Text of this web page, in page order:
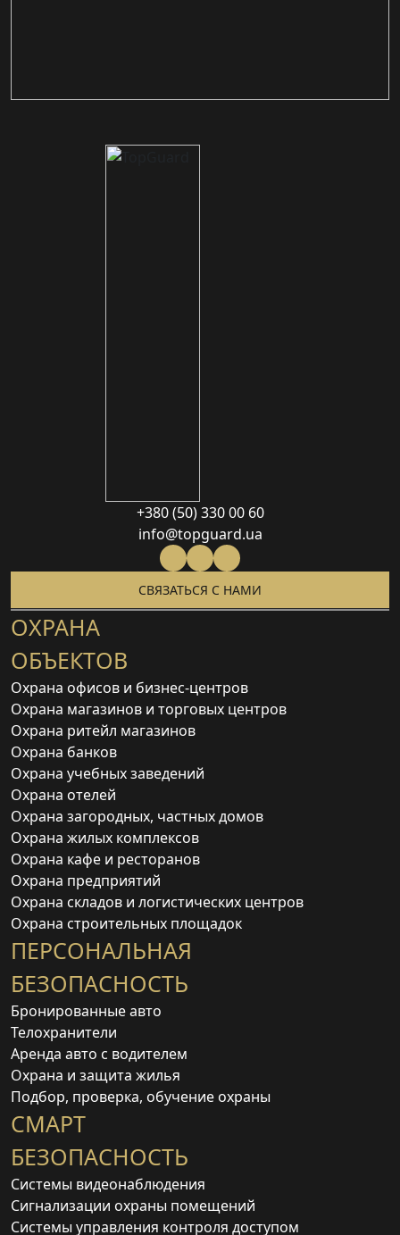
ОХРАНА
ОБЪЕКТОВ
Охрана офисов и бизнес-центров
Охрана магазинов и торговых центров
Охрана ритейл магазинов
Охрана банков
Охрана учебных заведений
Охрана отелей
Охрана загородных, частных домов
Охрана жилых комплексов
Охрана кафе и ресторанов
Охрана предприятий
Охрана складов и логистических центров
Охрана строительных площадок
ПЕРСОНАЛЬНАЯ
БЕЗОПАСНОСТЬ
Бронированные авто
Телохранители
Аренда авто с водителем
Охрана и защита жилья
Подбор, проверка, обучение охраны
СМАРТ
БЕЗОПАСНОСТЬ
Системы видеонаблюдения
Сигнализации охраны помещений
Системы управления контроля доступом
+380 (50) 330 00 60
info@topguard.ua
СВЯЗАТЬСЯ С НАМИ